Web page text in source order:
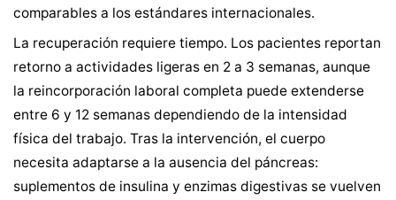
comparables a los estándares internacionales.
La recuperación requiere tiempo. Los pacientes reportan
retorno a actividades ligeras en 2 a 3 semanas, aunque
la reincorporación laboral completa puede extenderse
entre 6 y 12 semanas dependiendo de la intensidad
física del trabajo. Tras la intervención, el cuerpo
necesita adaptarse a la ausencia del páncreas:
suplementos de insulina y enzimas digestivas se vuelven